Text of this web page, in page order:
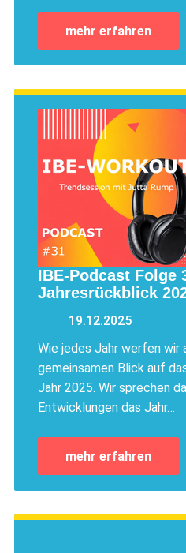
mehr erfahren
IBE-Podcast Folge
Jahresrückblick
19.12.2025
Wie jedes Jahr werfen wir
gemeinsamen Blick auf
Jahr 2025. Wir sprechen
Entwicklungen das Jahr…
mehr erfahren